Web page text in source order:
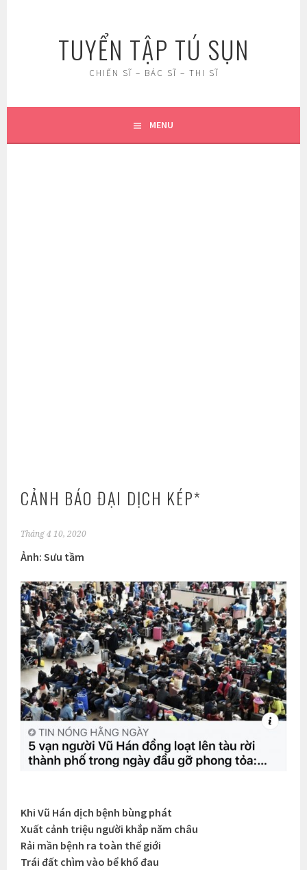
TUYỂN TẬP TÚ SỤN
CHIẾN SĨ – BÁC SĨ – THI SĨ
MENU
CẢNH BÁO ĐẠI DỊCH KÉP*
Tháng 4 10, 2020
Ảnh: Sưu tầm
Khi Vũ Hán dịch bệnh bùng phát
Xuất cảnh triệu người khắp năm châu
Rải mần bệnh ra toàn thế giới
Trái đất chìm vào bể khổ đau